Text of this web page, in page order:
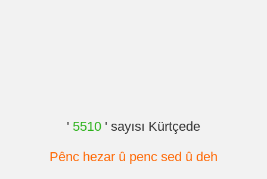
' 5510 ' sayısı Kürtçede
Pênc hezar û penc sed û deh